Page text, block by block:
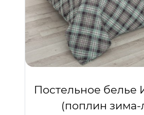
Постельное белье
(поплин зима-